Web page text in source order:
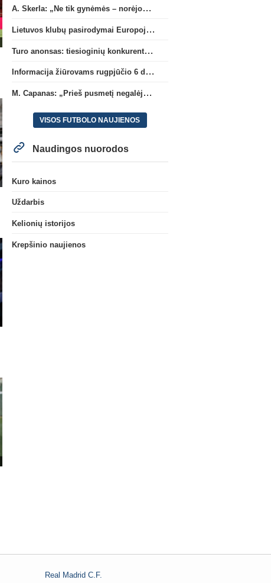
A. Skerla: „Ne tik gynėmės – norėjome atakuoti“
Lietuvos klubų pasirodymai Europoje: patirti pralaimėjimai Kroatijos atstovams
Turo anonsas: tiesioginių konkurentų dvikova Gargžduose
Informacija žiūrovams rugpjūčio 6 d. UEFA rungtynėms
M. Capanas: „Prieš pusmetį negalėjau net įsivaizduoti, kad žaisime prieš „Hajduk“
VISOS FUTBOLO NAUJIENOS
Naudingos nuorodos
Kuro kainos
Uždarbis
Kelionių istorijos
Krepšinio naujienos
Real Madrid C.F.